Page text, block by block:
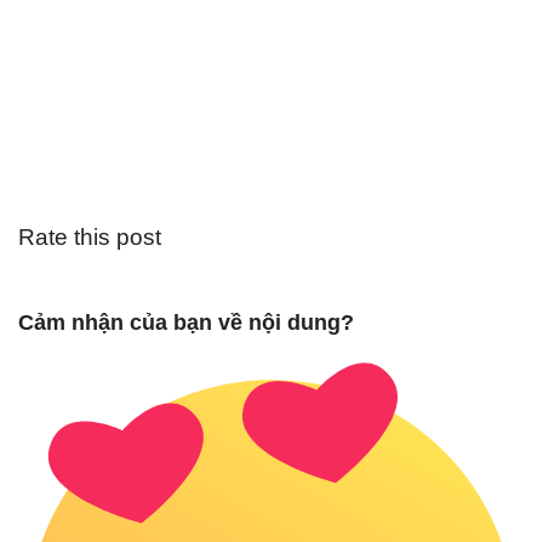
Rate this post
Cảm nhận của bạn về nội dung?